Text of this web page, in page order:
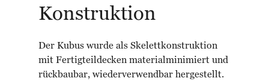
Konstruktion
Der Kubus wurde als Skelettkonstruktion
mit Fertigteildecken materialminimiert und
rückbaubar, wiederverwendbar hergestellt.